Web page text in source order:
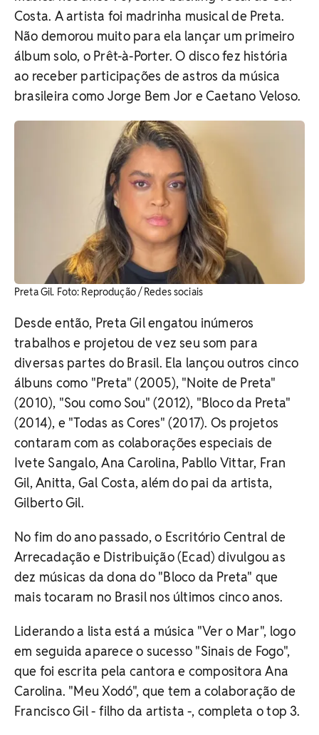
Costa. A artista foi madrinha musical de Preta.
Não demorou muito para ela lançar um primeiro
álbum solo, o Prêt-à-Porter. O disco fez história
ao receber participações de astros da música
brasileira como Jorge Bem Jor e Caetano Veloso.
Preta Gil. ​Foto: Reprodução / Redes sociais
Desde então, Preta Gil engatou inúmeros
trabalhos e projetou de vez seu som para
diversas partes do Brasil. Ela lançou outros cinco
álbuns como "Preta" (2005), "Noite de Preta"
(2010), "Sou como Sou" (2012), "Bloco da Preta"
(2014), e "Todas as Cores" (2017). Os projetos
contaram com as colaborações especiais de
Ivete Sangalo, Ana Carolina, Pabllo Vittar, Fran
Gil, Anitta, Gal Costa, além do pai da artista,
Gilberto Gil.
No fim do ano passado, o Escritório Central de
Arrecadação e Distribuição (Ecad) divulgou as
dez músicas da dona do "Bloco da Preta" que
mais tocaram no Brasil nos últimos cinco anos.
Liderando a lista está a música "Ver o Mar", logo
em seguida aparece o sucesso "Sinais de Fogo",
que foi escrita pela cantora e compositora Ana
Carolina. "Meu Xodó", que tem a colaboração de
Francisco Gil - filho da artista -, completa o top 3.